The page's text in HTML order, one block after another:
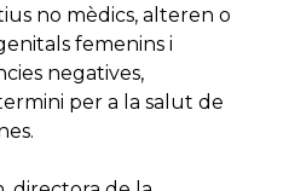
no mèdics, alteren o
femenins i
negatives,
per a la salut de